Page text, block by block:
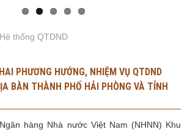
Hệ thống QTDND
PHƯƠNG HƯỚNG, NHIỆM VỤ QTDND
BÀN THÀNH PHỐ HẢI PHÒNG VÀ TỈNH
hàng Nhà nước Việt Nam (NHNN) Khu